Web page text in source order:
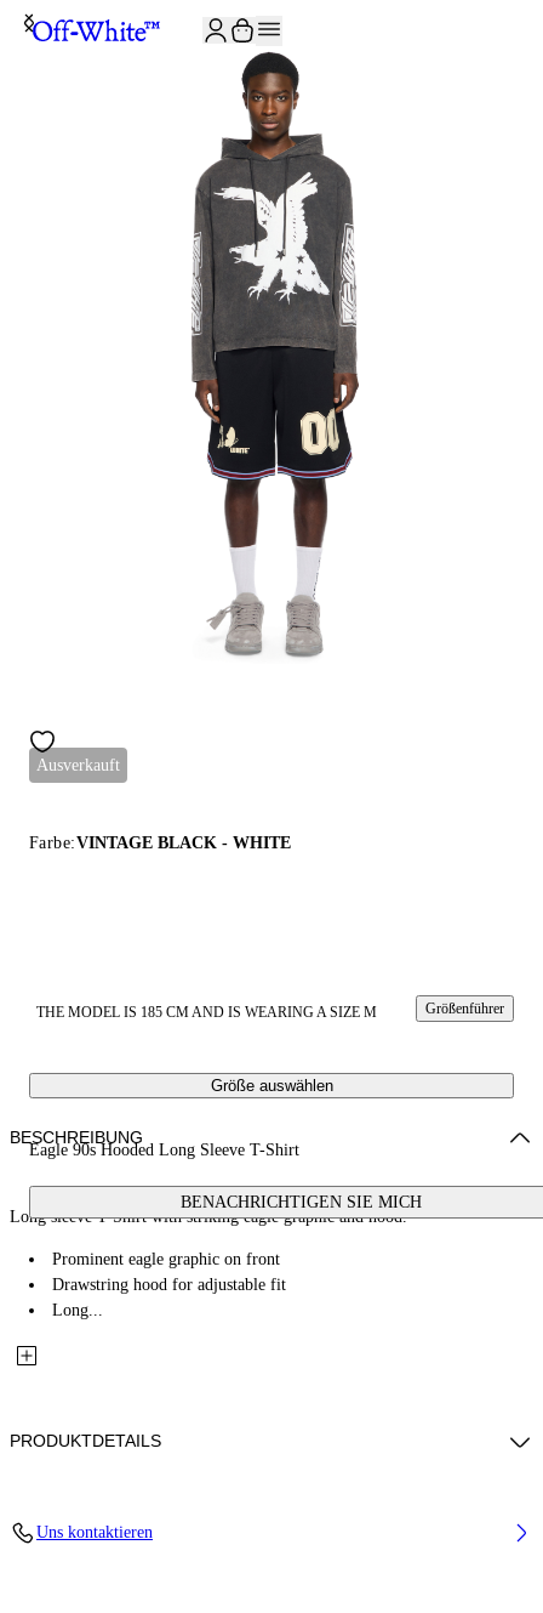
Ausverkauft
Farbe:VINTAGE BLACK - WHITE
THE MODEL IS 185 CM AND IS WEARING A SIZE M Größenführer
Größe auswählen
Eagle 90s Hooded Long Sleeve T-Shirt
BENACHRICHTIGEN SIE MICH
BESCHREIBUNG
Long sleeve T-Shirt with striking eagle graphic and hood.
Prominent eagle graphic on front
Drawstring hood for adjustable fit
Long...
PRODUKTDETAILS
Uns kontaktieren